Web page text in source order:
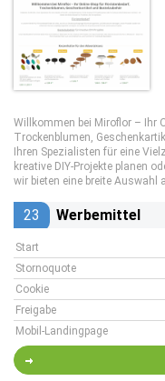
Willkommen bei Miroflor – Ihr
Trockenblumen,
Ihren Spezialisten für eine
kreative DIY-Projekte planen
wir bieten eine breite Auswahl
23 Werbemittel
Start
Stornoquote
Cookie
Freigabe
Mobil-Landingpage